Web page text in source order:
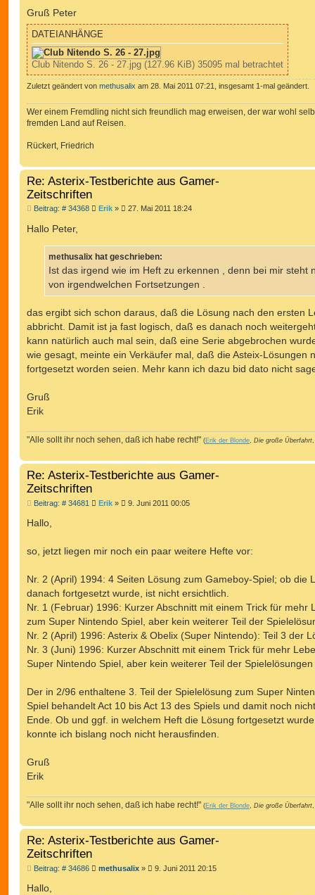
Gruß Peter
DATEIANHÄNGE
Club Nitendo S. 26 - 27.jpg (127.96 KiB) 35095 mal betrachtet
Zuletzt geändert von methusalix am 28. Mai 2011 07:21, insgesamt 1-mal geändert.
Wer einem Fremdling nicht sich freundlich mag erweisen, der war wohl
fremden Land auf Reisen.
Rückert, Friedrich
Re: Asterix-Testberichte aus Gamer-
Zeitschriften
Beitrag: # 34368B
r
a
Erik » 27. Mai 2011 18:24
Hallo Peter,
methusalix hat geschrieben:
Ist das irgend wie im Heft zu erkennen , denn bei mir steht
von irgendwelchen Fortsetzungen .
das ergibt sich schon daraus, daß die Lösung nach den ersten
abbricht. Damit ist ja fast logisch, daß es danach noch
kann natürlich auch mal sein, daß eine Serie abgebrochen
wie gesagt, meinte ein Verkäufer mal, daß die Asteix-Lösungen
fortgesetzt worden seien. Mehr kann ich dazu bid dato nicht
Gruß
Erik
"Alle sollt ihr noch sehen, daß ich habe recht!" (Erik der Blonde Die große Überfahrt
Re: Asterix-Testberichte aus Gamer-
Zeitschriften
Beitrag: # 34681 B
a
g
Erik » 9. Juni 2011 00:05
Hallo,
so, jetzt liegen mir noch ein paar weitere Hefte vor:
Nr. 2 (April) 1994: 4 Seiten Lösung zum Gameboy-Spiel; ob die
danach fortgesetzt wurde, ist nicht ersichtlich.
Nr. 1 (Februar) 1996: Kurzer Abschnitt mit einem Trick für mehr
zum Super Nintendo Spiel, aber kein weiterer Teil der
Nr. 2 (April) 1996: Asterix & Obelix (Super Nintendo): Teil 3 der
Nr. 3 (Juni) 1996: Kurzer Abschnitt mit einem Trick für mehr
Super Nintendo Spiel, aber kein weiterer Teil der Spielelösungen
Der in 2/96 enthaltene 3. Teil der Spielelösung zum Super
Spiel behandelt Act 10 bis Act 13 des Spiels und damit noch
Ende. Ob und ggf. in welchem Heft die Lösung fortgesetzt
konnte ich bislang noch nicht herausfinden.
Gruß
Erik
"Alle sollt ihr noch sehen, daß ich habe recht!" (Erik der Blonde Die große Überfahrt
Re: Asterix-Testberichte aus Gamer-
Zeitschriften
Beitrag: # 34686B methusalix » 9. Juni 2011 20:15
Hallo,